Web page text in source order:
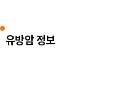
유방암 정보